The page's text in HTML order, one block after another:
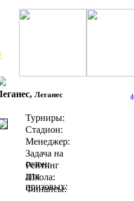
Леганес
Турниры:
Стадион:
Менеджер:
Задача на
сезон:
Рейтинг
для
призовых:
Школа:
Финансы: